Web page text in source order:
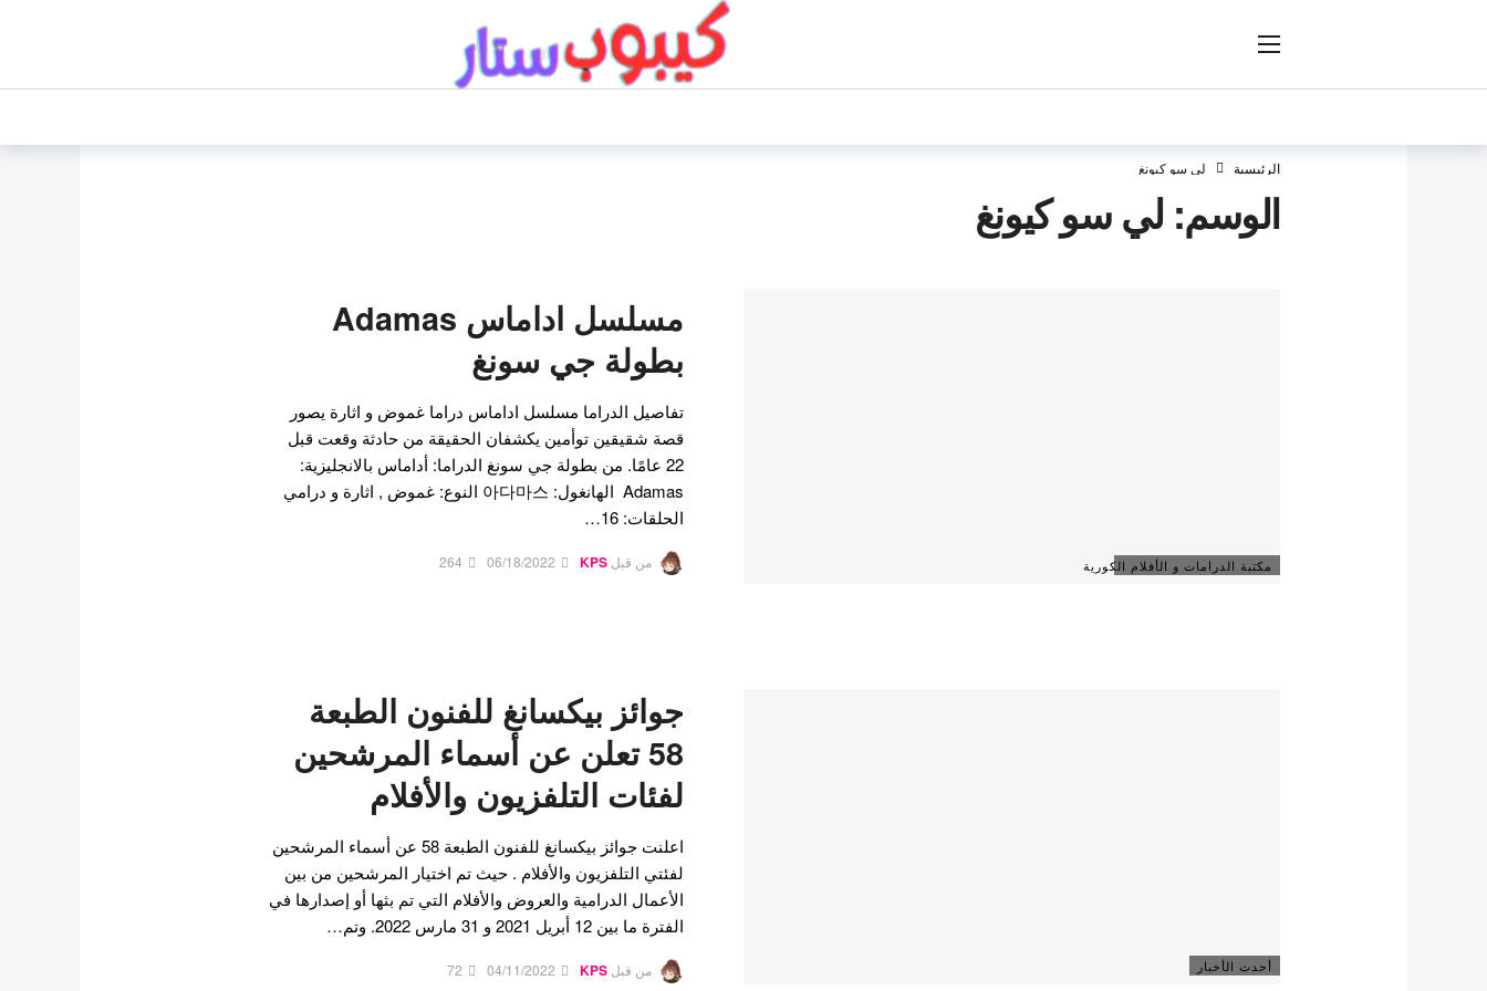
الرئيسية لي سو كيونغ
الوسم: لي سو كيونغ
مكتبة الدرامات و الأفلام الكورية
مسلسل اداماس Adamas
بطولة جي سونغ
تفاصيل الدراما مسلسل اداماس دراما غموض و اثارة يصور
قصة شقيقين توأمين يكشفان الحقيقة من حادثة وقعت قبل
22 عامًا. من بطولة جي سونغ الدراما: أداماس بالانجليزية:
Adamas الهانغول: 아다마스 النوع: غموض , اثارة و درامي
الحلقات: 16…
من قبل KPS
06/18/2022
264
أحدث الأخبار
جوائز بيكسانغ للفنون الطبعة
58 تعلن عن أسماء المرشحين
لفئات التلفزيون والأفلام
اعلنت جوائز بيكسانغ للفنون الطبعة 58 عن أسماء المرشحين
لفئتي التلفزيون والأفلام . حيث تم اختيار المرشحين من بين
الأعمال الدرامية والعروض والأفلام التي تم بثها أو إصدارها في
الفترة ما بين 12 أبريل 2021 و 31 مارس 2022. وتم…
من قبل KPS
04/11/2022
72